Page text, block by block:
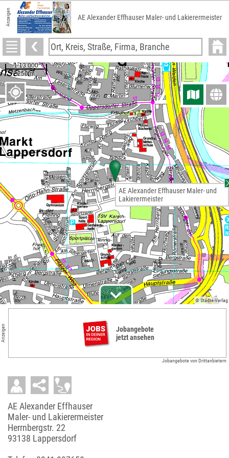
Anzeigen AE Alexander Effhauser Maler- und Lakierermeister
© Städte-Verlag
AE Alexander Effhauser Maler- und
Lakierermeister
Anzeigen
Jobangebote
jetzt ansehen
Jobangebote von Drittanbietern
AE Alexander Effhauser
Maler- und Lakierermeister
Herrnbergstr. 22
93138 Lappersdorf